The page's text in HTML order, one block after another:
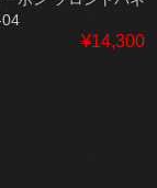
¥14,300